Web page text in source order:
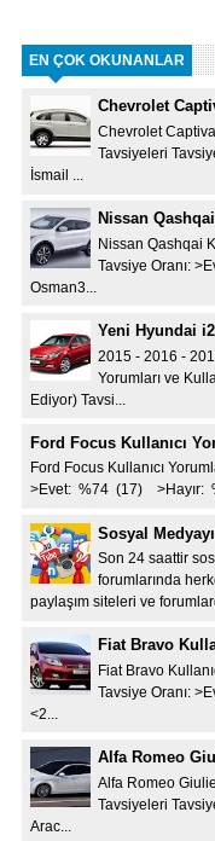
EN ÇOK OKUNANLAR
Chevrolet
Chevrolet Captiva
Tavsiyeleri
İsmail ...
Nissan
Nissan Qashqai
Tavsiye Oranı:
Osman3...
Yeni Hyundai
2015 - 2016 -
Yorumları ve
Ediyor) Tavsi...
Ford Focus Kullanıcı
Ford Focus Kullanıcı
>Evet: %74 (17) >Hayır:
Sosyal
Son 24 saattir
forumlarında
paylaşım siteleri ve
Fiat Bravo
Fiat Bravo
Tavsiye Oranı:
<2...
Alfa Romeo
Alfa Romeo
Tavsiyeleri
Arac...